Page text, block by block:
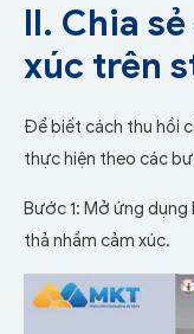
II. Chia
xúc trên
Để biết cách thu hồi
thực hiện theo các
Bước 1: Mở ứng
thả nhầm cảm xúc.